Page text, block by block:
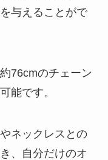
与えることがで
76cmのチェーン
能です。
ネックレスとの
、自分だけのオ